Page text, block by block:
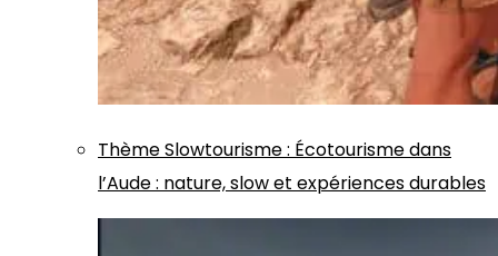
ThèmeSlowtourisme: Écotourisme dans
l’Aude : nature, slow et expériences durables